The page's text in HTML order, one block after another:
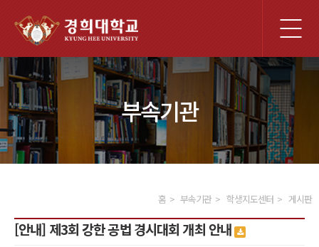
체
메
뉴
부속기관
홈 부속기관 학생지도센터 게시판
[안내] 제3회 강한 공법 경시대회 개최 안내